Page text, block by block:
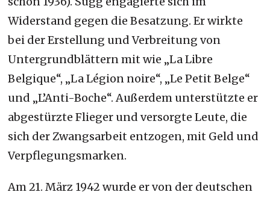
Widerstand gegen die Besatzung. Er wirkte
bei der Erstellung und Verbreitung von
Untergrundblättern mit wie „La Libre
Belgique“, „La Légion noire“, „Le Petit Belge“
und „L’Anti-Boche“. Außerdem unterstützte er
abgestürzte Flieger und versorgte Leute, die
sich der Zwangsarbeit entzogen, mit Geld und
Verpflegungsmarken.
Am 21. März 1942 wurde er von der deutschen